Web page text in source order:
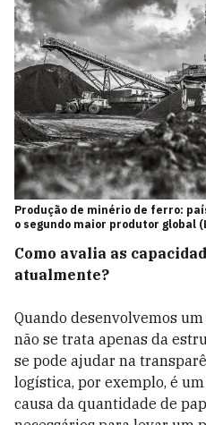
Produção de minério de ferro:
o segundo maior produtor global
Como avalia as
atualmente?
Quando desenvolvemos
não se trata apenas da
se pode ajudar na
logística, por exemplo, é
causa da quantidade de